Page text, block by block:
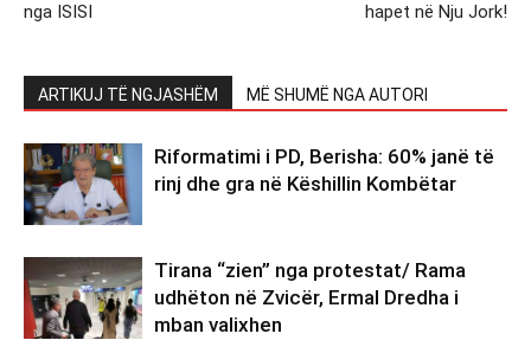
nga ISISI
hapet në Nju Jork!
ARTIKUJ TË NGJASHËM MË SHUMË NGA AUTORI
Riformatimi i PD, Berisha: 60% janë të
rinj dhe gra në Këshillin Kombëtar
Tirana “zien” nga protestat/ Rama
udhëton në Zvicër, Ermal Dredha i
mban valixhen